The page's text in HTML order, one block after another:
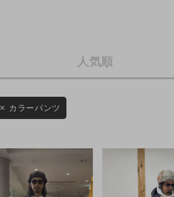
店舗一覧
会社概要
採用情報
ギフトカード
WEB限定
在庫なし含む
人気順
カラーパンツ